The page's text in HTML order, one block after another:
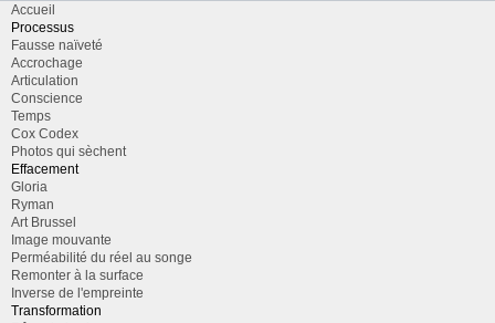
Accueil
Processus
Fausse naïveté
Accrochage
Articulation
Conscience
Temps
Cox Codex
Photos qui sèchent
Effacement
Gloria
Ryman
Art Brussel
Image mouvante
Perméabilité du réel au songe
Remonter à la surface
Inverse de l'empreinte
Transformation